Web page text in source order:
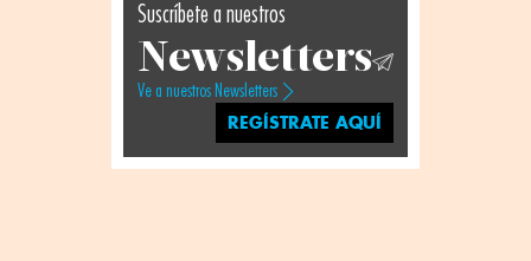
Suscríbete a nuestros
Newsletters
Ve a nuestros Newsletters
REGÍSTRATE AQUÍ